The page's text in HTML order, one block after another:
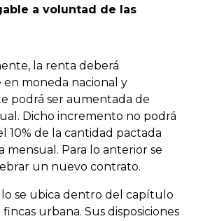
a voluntad de las
la renta deberá
en moneda nacional y
podrá ser aumentada de
Dicho incremento no podrá
10% de la cantidad pactada
mensual. Para lo anterior se
un nuevo contrato.
se ubica dentro del capítulo
urbana. Sus disposiciones